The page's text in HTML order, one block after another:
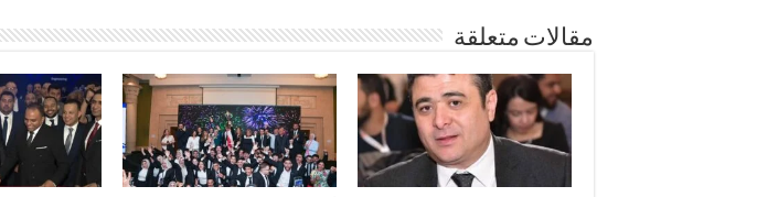
مقالات متعلقة